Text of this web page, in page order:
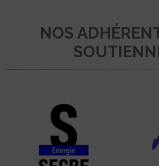
NOS